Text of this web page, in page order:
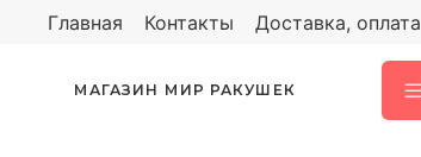
Главная Контакты Доставка, оплата
МАГАЗИН МИР РАКУШЕК